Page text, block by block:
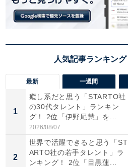
最新 一週間
1
癒し系だと思う「STARTO社
の30代タレント」ランキン
グ！ 2位「伊野尾慧」を...
2026/08/07
2
世界で活躍できると思う「ST
ARTO社の若手タレント」ラ
ンキング！ 2位「目黒蓮...